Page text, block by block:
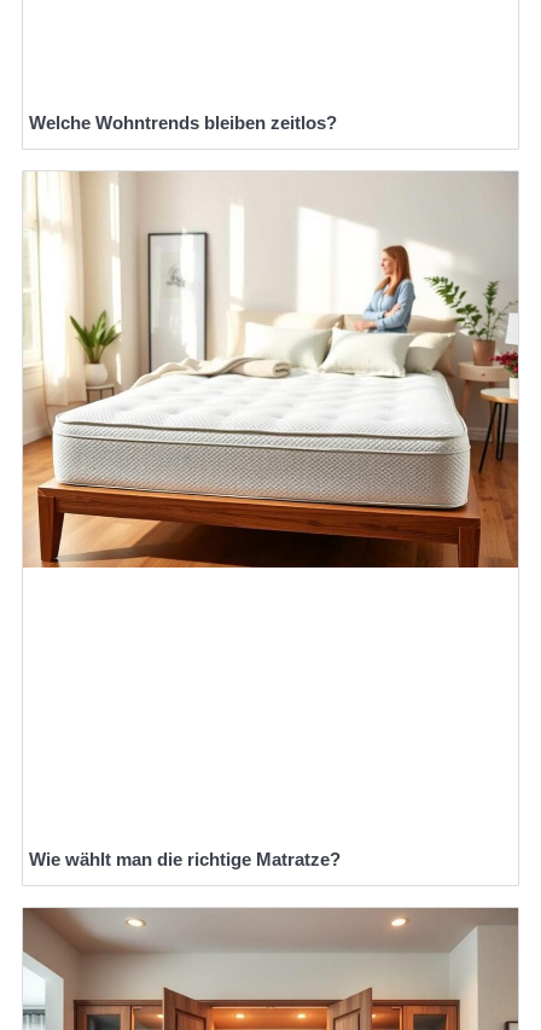
Welche Wohntrends bleiben zeitlos?
Wie wählt man die richtige Matratze?